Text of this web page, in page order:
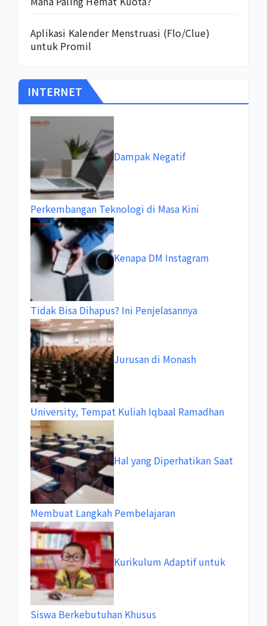
Aplikasi Kalender Menstruasi (Flo/Clue)
untuk Promil
INTERNET
Dampak Negatif
Perkembangan Teknologi di Masa Kini
Kenapa DM Instagram
Tidak Bisa Dihapus? Ini Penjelasannya
Jurusan di Monash
University, Tempat Kuliah Iqbaal Ramadhan
Hal yang Diperhatikan Saat
Membuat Langkah Pembelajaran
Kurikulum Adaptif untuk
Siswa Berkebutuhan Khusus